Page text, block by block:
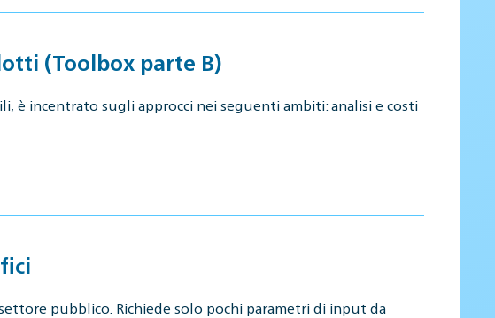
(Toolbox parte B)
è incentrato sugli approcci nei seguenti ambiti: analisi e costi
pubblico. Richiede solo pochi parametri di input da